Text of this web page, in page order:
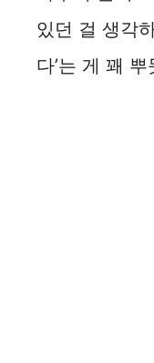
있던 걸 생각
다’는 게 꽤 뿌